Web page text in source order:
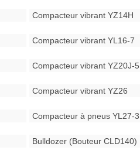
Compacteur vibrant YZ14H
Compacteur vibrant YL16-7
Compacteur vibrant YZ20J-5
Compacteur vibrant YZ26
Compacteur à pneus YL27-3
Bulldozer (Bouteur CLD140)